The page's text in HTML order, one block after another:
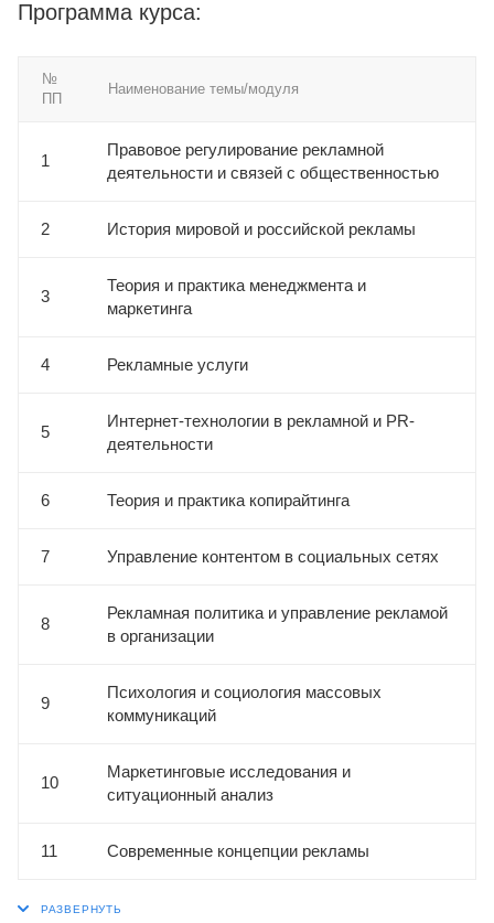
Программа курса:
№
ПП
Наименование темы/модуля
1
Правовое регулирование рекламной
деятельности и связей с общественностью
2 История мировой и российской рекламы
3
Теория и практика менеджмента и
маркетинга
4 Рекламные услуги
5
Интернет-технологии в рекламной и PR-
деятельности
6 Теория и практика копирайтинга
7 Управление контентом в социальных сетях
8
Рекламная политика и управление рекламой
в организации
9
Психология и социология массовых
коммуникаций
10
Маркетинговые исследования и
ситуационный анализ
11 Современные концепции рекламы